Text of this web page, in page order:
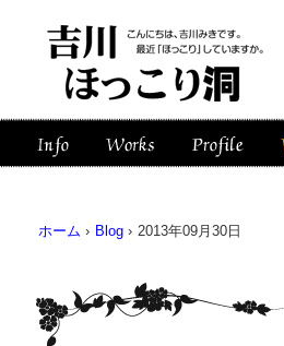
ホーム › Blog › 2013年09月30日